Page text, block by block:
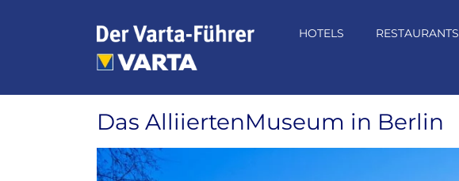
HOTELS RESTAURANTS
Das AlliiertenMuseum in Berlin
Zeige
grösseres